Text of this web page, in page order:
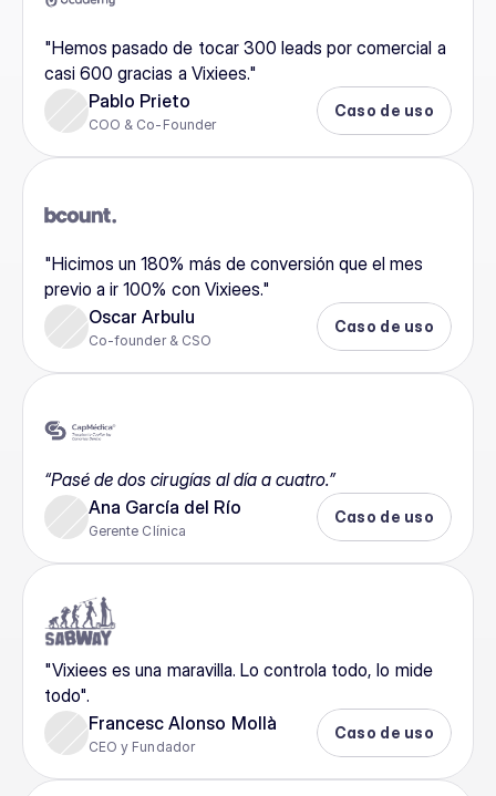
"Hemos pasado de tocar 300 leads por comercial a
casi 600 gracias a Vixiees."
Pablo Prieto
COO & Co-Founder
Caso de uso
"Hicimos un 180% más de conversión que el mes
previo a ir 100% con Vixiees."
Oscar Arbulu
Co-founder & CSO
Caso de uso
“Pasé de dos cirugías al día a cuatro.”
Ana García del Río
Gerente Clínica
Caso de uso
"Vixiees es una maravilla. Lo controla todo, lo mide
todo".
Francesc Alonso Mollà
CEO y Fundador
Caso de uso